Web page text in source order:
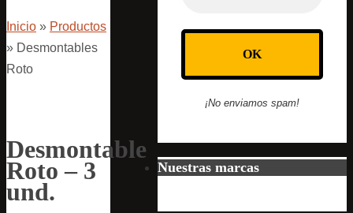
Inicio » Productos
» Desmontables
Roto
Desmontable
Roto – 3
und.
¡No enviamos spam!
Nuestras marcas